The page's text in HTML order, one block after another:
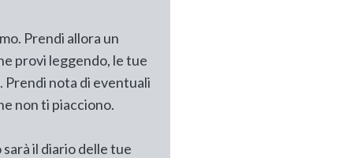
Prendi allora un
provi leggendo, le tue
Prendi nota di eventuali
non ti piacciono.
il diario delle tue